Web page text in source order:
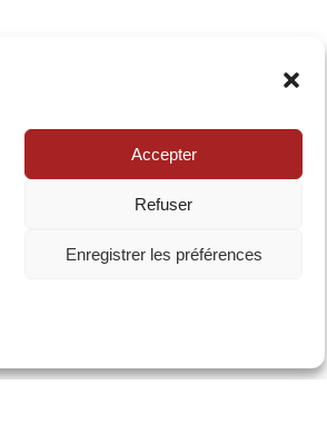
Accepter
Refuser
Enregistrer les préférences